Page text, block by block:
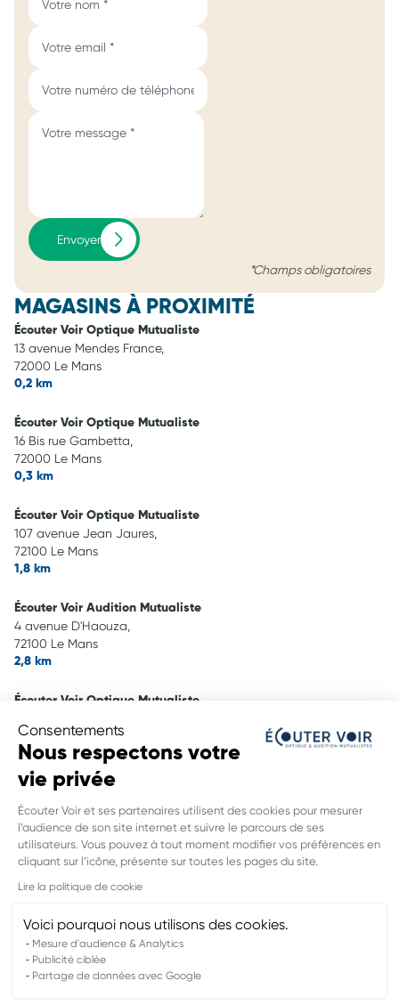
Consentements
Nous respectons votre
vie privée
Écouter Voir et ses partenaires utilisent des cookies pour mesurer
l’audience de son site internet et suivre le parcours de ses
utilisateurs. Vous pouvez à tout moment modifier vos préférences en
cliquant sur l’icône, présente sur toutes les pages du site.
Lire la politique de cookie
Voici pourquoi nous utilisons des cookies.
Mesure d'audience & Analytics
Publicité ciblée
Partage de données avec Google
Envoyer
*Champs obligatoires
MAGASINS À PROXIMITÉ
Écouter Voir Optique Mutualiste
13 avenue Mendes France,
72000 Le Mans
0,2 km
Écouter Voir Optique Mutualiste
16 Bis rue Gambetta,
72000 Le Mans
0,3 km
Écouter Voir Optique Mutualiste
107 avenue Jean Jaures,
72100 Le Mans
1,8 km
Écouter Voir Audition Mutualiste
4 avenue D'Haouza,
72100 Le Mans
2,8 km
Écouter Voir Optique Mutualiste
72650 La Chapelle St Aubin
4,0 km
Ecouter Voir Audition Mutualiste
Rue de la Raterie,
72700 Allonnes
4,4 km
INFORMATIONS LÉGALES DE CE
POINT DE VENTE
Nom du groupement : VYV3 PAYS DE LA LOIRE
Adresse mail DPO : cpo@vyv3.fr